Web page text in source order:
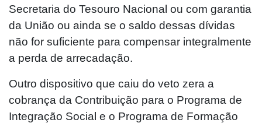
Secretaria do Tesouro Nacional ou com garantia
da União ou ainda se o saldo dessas dívidas
não for suficiente para compensar integralmente
a perda de arrecadação.
Outro dispositivo que caiu do veto zera a
cobrança da Contribuição para o Programa de
Integração Social e o Programa de Formação